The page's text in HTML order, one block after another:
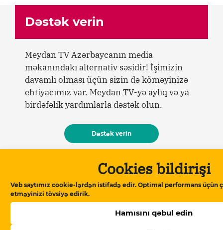
Cookies bildirişi
Veb saytımız cookie-lərdən istifadə edir. Optimal performans üçün
etməyinizi tövsiyə edirik.
Hamısını qəbul edin
Dəstək verin
Meydan TV Azərbaycanın media
məkanındakı alternativ səsidir! İşimizin
davamlı olması üçün sizin də köməyinizə
ehtiyacımız var. Meydan TV-yə aylıq və ya
birdəfəlik yardımlarla dəstək olun.
Dəstək verin
Oxşar məqalələr